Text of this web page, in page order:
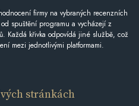
firmy na vybraných recenzních
spuštění programu a vycházejí z
Každá křivka odpovídá jiné službě, což
mezi jednotlivými platformami.
stránkách